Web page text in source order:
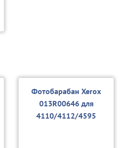
Фотобарабан Xerox
013R00646 для
4110/4112/4595